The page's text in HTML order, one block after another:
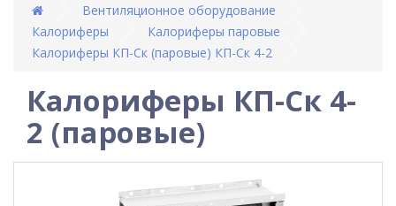
Вентиляционное оборудование
Калориферы
Калориферы паровые
Калориферы КП-Ск (паровые) КП-Ск 4-2
Калориферы КП-Ск 4-
2 (паровые)